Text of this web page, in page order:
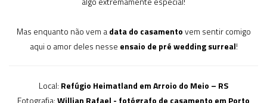
Mas enquanto não vem adata do casamentovem sentir comigo
aqui o amor deles nesse ensaio de pré wedding surreal!
Local: Refúgio Heimatland em Arroio do Meio – RS
Fotografia:Willian Rafael - fotógrafo de casamento em Porto